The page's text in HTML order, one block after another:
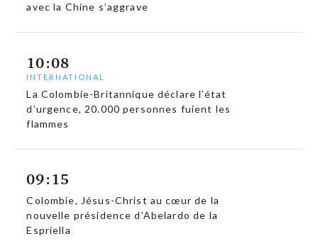
avec la Chine s’aggrave
10:08
INTERNATIONAL
La Colombie-Britannique déclare l’état
d’urgence, 20.000 personnes fuient les
flammes
09:15
Colombie, Jésus-Christ au cœur de la
nouvelle présidence d’Abelardo de la
Espriella